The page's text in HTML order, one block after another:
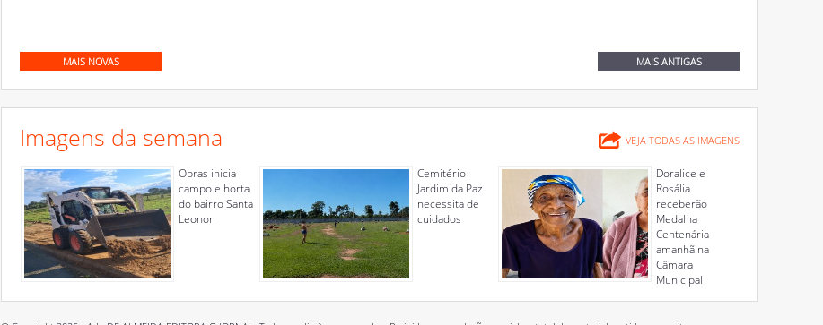
MAIS NOVAS MAIS ANTIGAS
Imagens da semana VEJA TODAS AS IMAGENS
Obras inicia
campo e horta
do bairro Santa
Leonor
Cemitério
Jardim da Paz
necessita de
cuidados
Doralice e
Rosália
receberão
Medalha
Centenária
amanhã na
Câmara
Municipal